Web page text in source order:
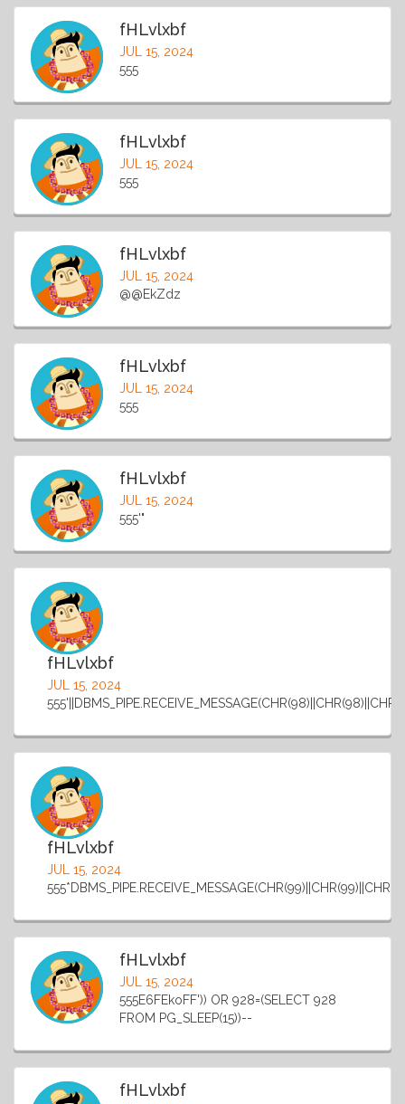
fHLvlxbf
JUL 15, 2024
555
fHLvlxbf
JUL 15, 2024
555
fHLvlxbf
JUL 15, 2024
@@EkZdz
fHLvlxbf
JUL 15, 2024
555
fHLvlxbf
JUL 15, 2024
555'"
fHLvlxbf
JUL 15, 2024
fHLvlxbf
JUL 15, 2024
fHLvlxbf
JUL 15, 2024
555E6FEkoFF')) OR 928=(SELECT 928
FROM PG_SLEEP(15))--
fHLvlxbf